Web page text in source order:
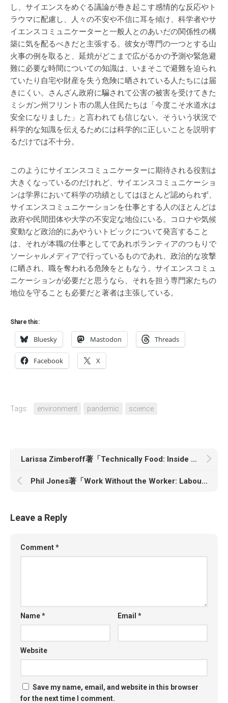
し、サイエンスをめぐる議論が巻き起こす感情的な反応やト
ラウマに配慮し、人々の不安や不信に耳を傾け、科学者やサ
イエンスコミュニケーターと一般人とのあいだの関係性の構
築に気を配るべきだと主張する。彼女が専門の一つとする山
火事の例を取ると、延焼がどこまで広がるかの予測や緊急避
難に必要な時間についての知識は、いまそこで避難を迫られ
ていたり自宅や財産を失う危険に晒されている人たちには届
きにくい。さんざん政府に騙されて公害の被害を受けてきた
ミシガン州フリント市の黒人住民たちは「今度こそ水道水は
安全になりました」と言われても信じない。そういう状況で
科学的な知識を伝えるためには科学的に正しいことを説明す
るだけでは不十分。
このようにサイエンスコミュニケーターに期待される役割は
大きくなっているのだけれど、サイエンスコミュニケーショ
ンは学界において科学の功績としてはほとんど認められず、
サイエンスコミュニケーションを仕事とする人のほとんどは
政府や民間団体や大学の不安定な地位にいる。コロナや気候
変動など政治的にあやういトピックについて発言すること
は、それが本職の仕事としてであれボランティアのつもりで
ソーシャルメディアで行っているものであれ、政治的な攻撃
に晒され、職を奪われる危険をともなう。サイエンスコミュ
ニケーションが必要だと思うなら、それを担う専門家たちの
地位を守ることも必要だと著者は主張している。
Share this:
Bluesky Mastodon Threads
Facebook X
Tags: environment pandemic science
Larissa Zimberoff著「Technically Food: Inside Silicon Valley’s Mission to Change What We Eat」
Phil Jones著「Work Without the Worker: Labour in the Age of Platform Capitalism」
Leave a Reply
Comment*
Name* Email*
Website
Save my name, email, and website in this browser
for the next time I comment.